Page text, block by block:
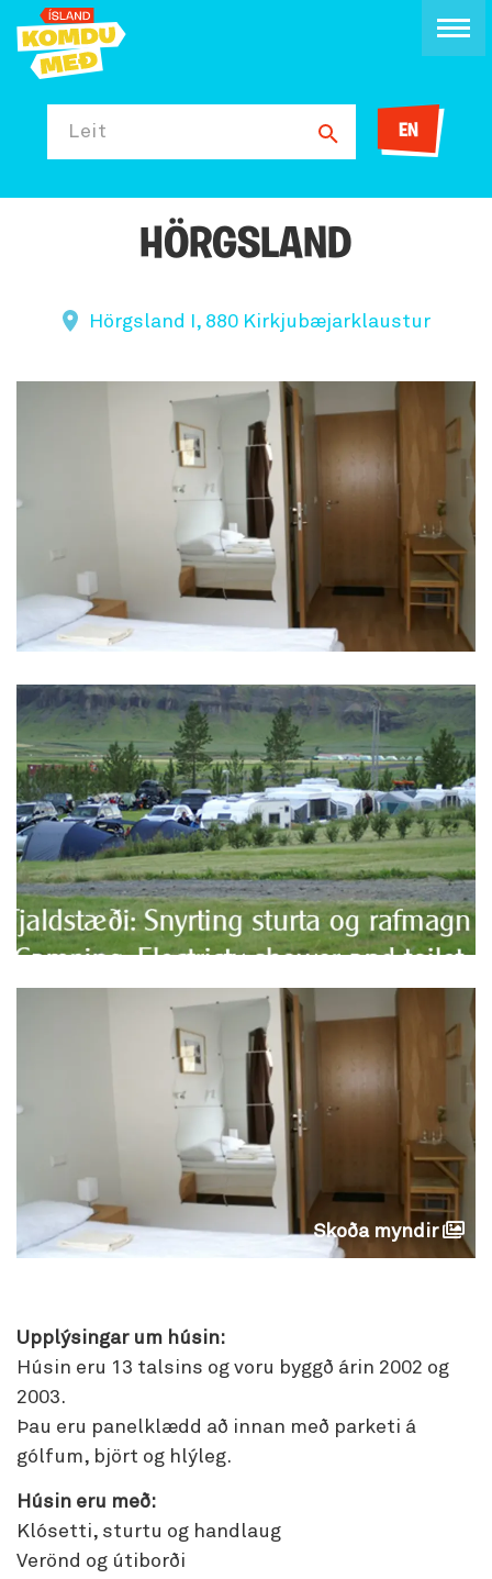
Leit EN
HÖRGSLAND
Hörgsland I, 880 Kirkjubæjarklaustur
Skoða myndir
Upplýsingar um húsin:
Húsin eru 13 talsins og voru byggð árin 2002 og
2003.
Þau eru panelklædd að innan með parketi á
gólfum, björt og hlýleg.
Húsin eru með:
Klósetti, sturtu og handlaug
Verönd og útiborði